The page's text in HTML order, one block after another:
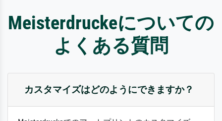
Meisterdruckeについての
よくある質問
カスタマイズはどのようにできますか？